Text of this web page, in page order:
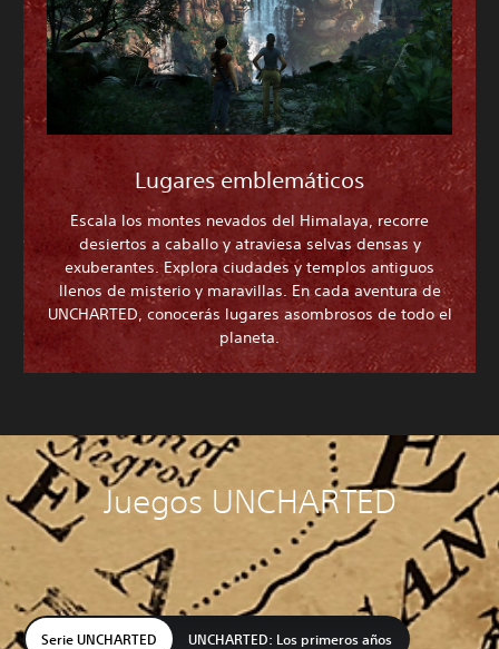
Lugares emblemáticos
Escala los montes nevados del Himalaya, recorre
desiertos a caballo y atraviesa selvas densas y
exuberantes. Explora ciudades y templos antiguos
llenos de misterio y maravillas. En cada aventura de
UNCHARTED, conocerás lugares asombrosos de todo el
planeta.
Juegos UNCHARTED
Serie UNCHARTED UNCHARTED: Los primeros años